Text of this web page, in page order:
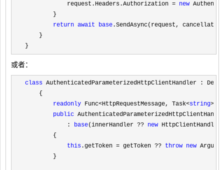
            request.Headers.Authorization
= new
        }
return await base .SendAsync(request,
    }
}
或者：
class AuthenticatedParameterizedHttpClientHandler :
    {
readonly Func<HttpRequestMessage, Task<string>>
public
            :
base(innerHandler ?? new
        {
this .getToken = getToken ?? throw new
        }